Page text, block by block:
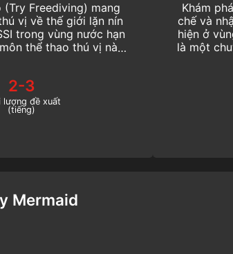
Freediving) mang
vị về thế giới lặn nín
trong vùng nước hạn
thể thao thú vị này.
2-3
lượng đề xuất
(tiếng)
Khám
chế và
hiện ở
là một
Mermaid